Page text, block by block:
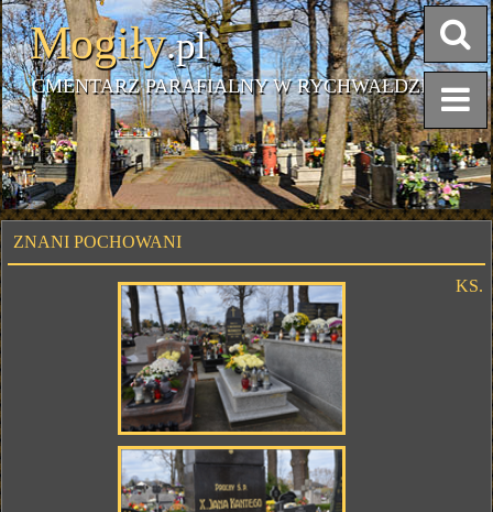
Mogiły.pl
CMENTARZ PARAFIALNY W RYCHWAŁDZIE
ZNANI POCHOWANI
KS.